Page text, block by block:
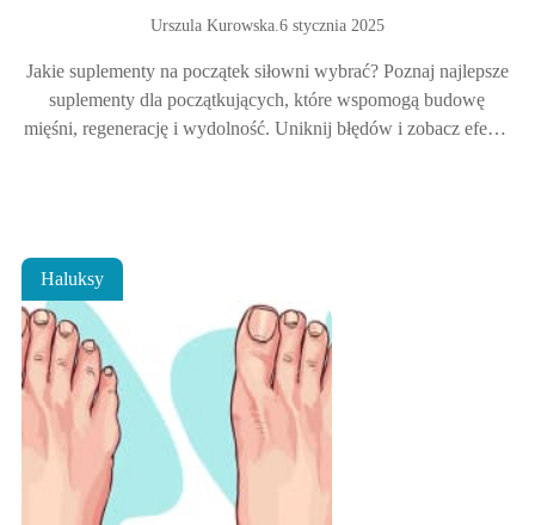
Urszula Kurowska.6 stycznia 2025
Jakie suplementy na początek siłowni wybrać? Poznaj najlepsze
suplementy dla początkujących, które wspomogą budowę
mięśni, regenerację i wydolność. Uniknij błędów i zobacz efekty
Haluksy